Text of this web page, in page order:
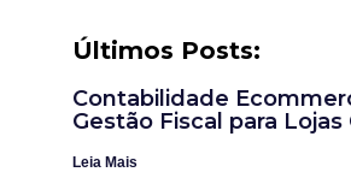
Últimos Posts:
Contabilidade
Gestão Fiscal para Lojas
Leia Mais